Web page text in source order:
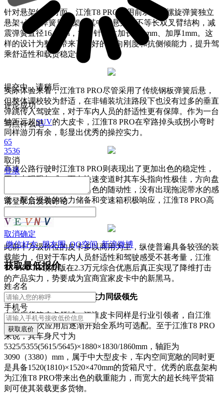
针对悬架结构方面，江淮T8 PRO采用前双横臂螺旋弹簧独立
悬架+钢板弹簧后悬架。其中前悬架为不等长双叉臂结构，减
震弹簧直径16.7mm，簧片针对性加长170mm、加厚1mm。这
样的设计为整车带来了更好的横向刚度和抗侧倾能力，提升驾
乘舒适性和载货稳定性。
实际体验来看，江淮T8 PRO尽管采用了传统钢板弹簧后悬，
但整体调校较为舒适，在非铺装坑洼路段下也没有过多的垂直
弹跳传入驾驶室，对于车内人员的舒适性更有保障。作为一台
轴距远超SUV的大皮卡，江淮T8 PRO在窄路掉头或拐小弯时
同样游刃有余，彰显出优秀的操控实力。
高速公路行驶时江淮T8 PRO则表现出了更加出色的稳定性，
不会出现飘忽感。而在快速变道时其车头指向性极佳，方向盘
虚位很少，车尾也具备出色的随动性，没有出现拖泥带水的感
觉，配合强劲的动力储备和变速箱积极响应，江淮T8 PRO高
此前十万级价位的皮卡多以商用为主，纵使普遍具备较强的装
载能力，但对于车内人员舒适性和驾驶感受不甚考量，江淮
T8 PRO AT锐行版在2.3万元综合优惠后真正实现了降维打击
的产品实力，势要成为宜商宜家皮卡中的新黑马。
1.81米纯平长货箱，装载实力同级领先
在平底货箱皮卡领域，江淮皮卡同样是行业引领者，自江淮
T6皮卡首次应用后逐渐开始全系均可选配。至于江淮T8 PRO
来说，其车身尺寸为
5325/5355(5615/5645)×1880×1830/1860mm，轴距为
3090（3380）mm，属于中大型皮卡，车内空间宽敞的同时更
是具备1520(1810)×1520×470mm的货箱尺寸。优秀的底盘架构
为江淮T8 PRO带来出色的载重能力，而宽大的超长纯平货箱
则可使其装载更多货物。
提交中，请稍后...
评论成功
写点什么吧
65
3536
取消
登录
请登录后发表评论
取消确定
微信好友 朋友圈 QQ空间 新浪微博
获取最低报价
姓名名
手机号
获取底价